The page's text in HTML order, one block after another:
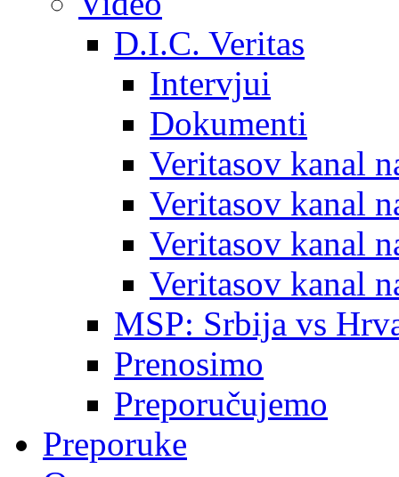
D.I.C. Veritas
Intervjui
Dokumenti
Veritasov kanal
Veritasov kanal
Veritasov kanal
Veritasov kanal
MSP: Srbija vs
Prenosimo
Preporučujemo
Preporuke